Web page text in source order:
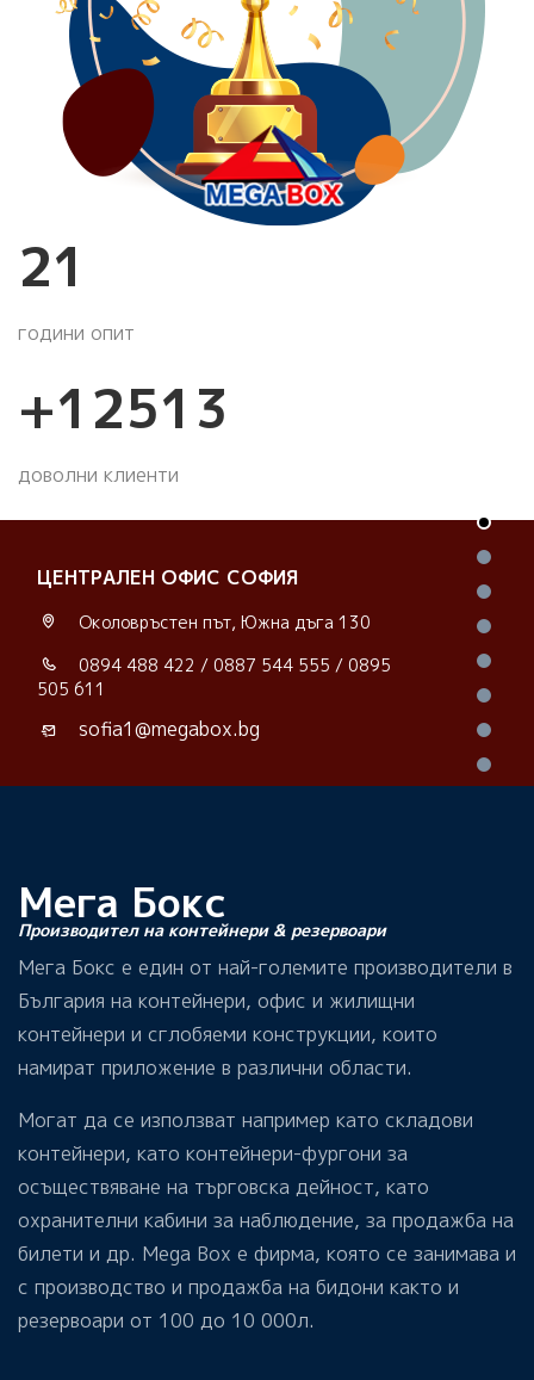
24
години опит
+14274
доволни клиенти
ЦЕНТРАЛЕН ОФИС СОФИЯ
Околовръстен път, Южна дъга 130
0894 488 422 / 0887 544 555 / 0895
505 611
sofia1@megabox.bg
Мега Бокс
Производител на контейнери & резервоари
Мега Бокс е един от най-големите производители в
България на контейнери, офис и жилищни
контейнери и сглобяеми конструкции, които
намират приложение в различни области.
Могат да се използват например като складови
контейнери, като контейнери-фургони за
осъществяване на търговска дейност, като
охранителни кабини за наблюдение, за продажба на
билети и др. Mega Box е фирма, която се занимава и
с производство и продажба на бидони както и
резервоари от 100 до 10 000л.